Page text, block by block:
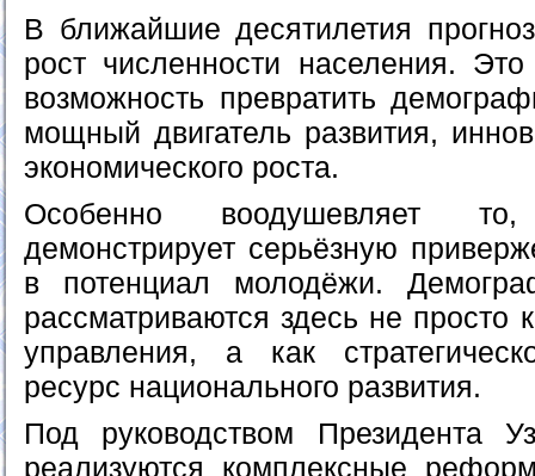
В ближайшие десятилетия
рост численности населения.
возможность превратить
мощный двигатель развития,
экономического роста.
Особенно воодушевляет
демонстрирует серьёзную
в потенциал молодёжи.
рассматриваются здесь не просто
управления, а как
ресурс национального развития.
Под руководством Президента
реализуются комплексные